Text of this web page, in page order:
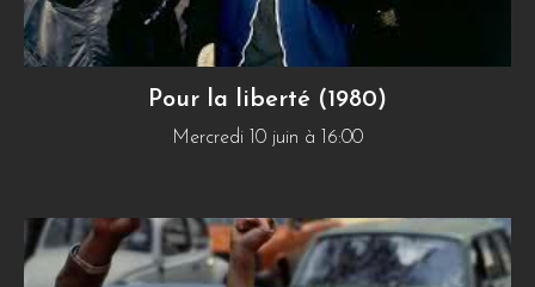
Pour la liberté (1980)
Mercredi 10 juin à 16:00